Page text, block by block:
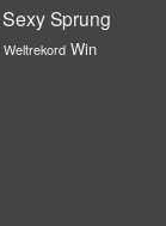
SexySprung
Weltrekord Win